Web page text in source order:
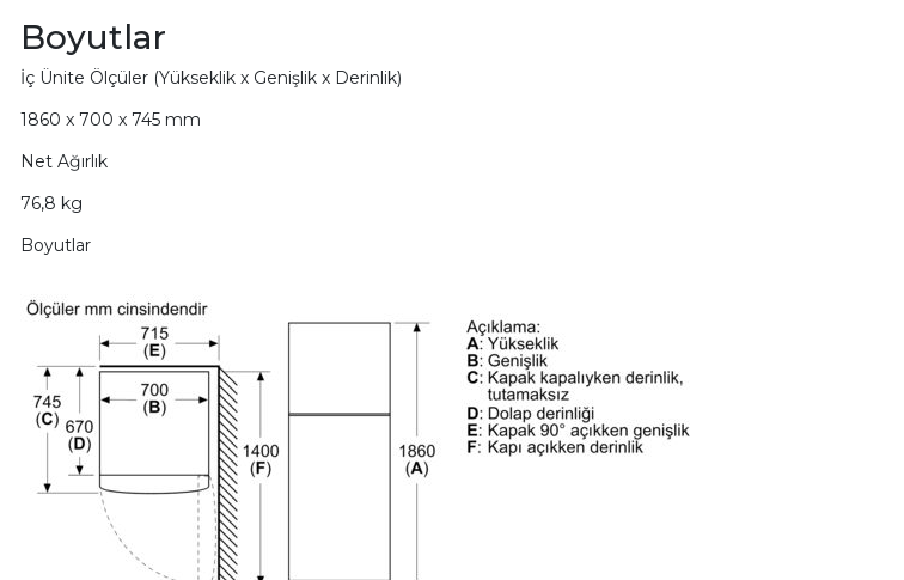
Boyutlar
İç Ünite Ölçüler (Yükseklik x Genişlik x Derinlik)
1860 x 700 x 745 mm
Net Ağırlık
76,8 kg
Boyutlar